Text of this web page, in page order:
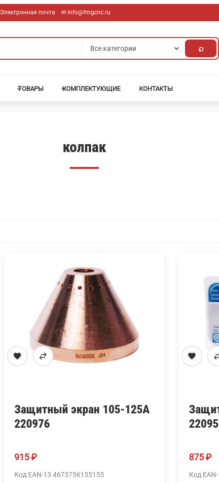
Электронная почта ✉︎ info@fmgcnc.ru
⌕
ТОВАРЫ КОМПЛЕКТУЮЩИЕ КОНТАКТЫ
колпак
Защитный экран 105-125A
220976
915₽
Код EAN-13 4673756155155
875₽
Код